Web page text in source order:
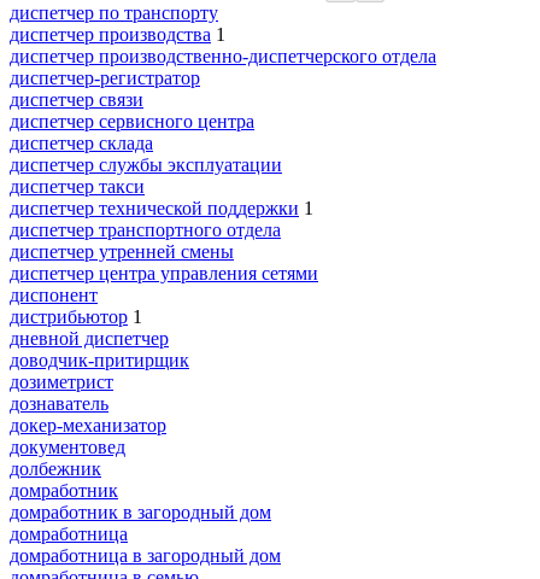
диспетчер по транспорту
диспетчер производства 1
диспетчер производственно-диспетчерского отдела
диспетчер-регистратор
диспетчер связи
диспетчер сервисного центра
диспетчер склада
диспетчер службы эксплуатации
диспетчер такси
диспетчер технической поддержки 1
диспетчер транспортного отдела
диспетчер утренней смены
диспетчер центра управления сетями
диспонент
дистрибьютор 1
дневной диспетчер
доводчик-притирщик
дозиметрист
дознаватель
докер-механизатор
документовед
долбежник
домработник
домработник в загородный дом
домработница
домработница в загородный дом